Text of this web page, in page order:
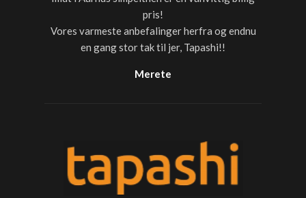
pris!
Vores varmeste anbefalinger herfra og endnu
en gang stor tak til jer, Tapashi!!
Merete